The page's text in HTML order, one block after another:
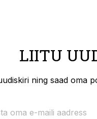
LIITU
ning saad oma